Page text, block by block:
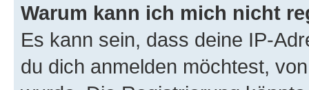
Warum kann ich mich nicht
Es kann sein, dass deine IP-
du dich anmelden möchtest,